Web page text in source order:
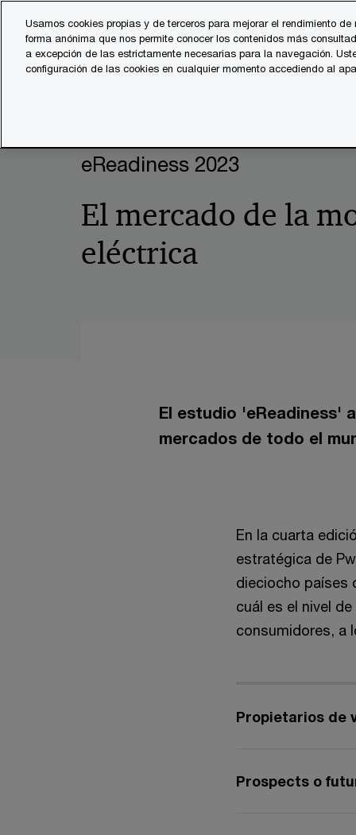
content
footer
Servicios
eReadiness 2023
El mercado de la
eléctrica
El estudio 'eReadiness'
mercados de todo el
En la cuarta
estratégica de
dieciocho países
cuál es el nivel
consumidores, a
Propietarios de
Prospects o
Usamos cookies propias y de terceros para mejorar el rendimiento
forma anónima que nos permite conocer los contenidos más
a excepción de las estrictamente necesarias para la navegación.
configuración de las cookies en cualquier momento accediendo al